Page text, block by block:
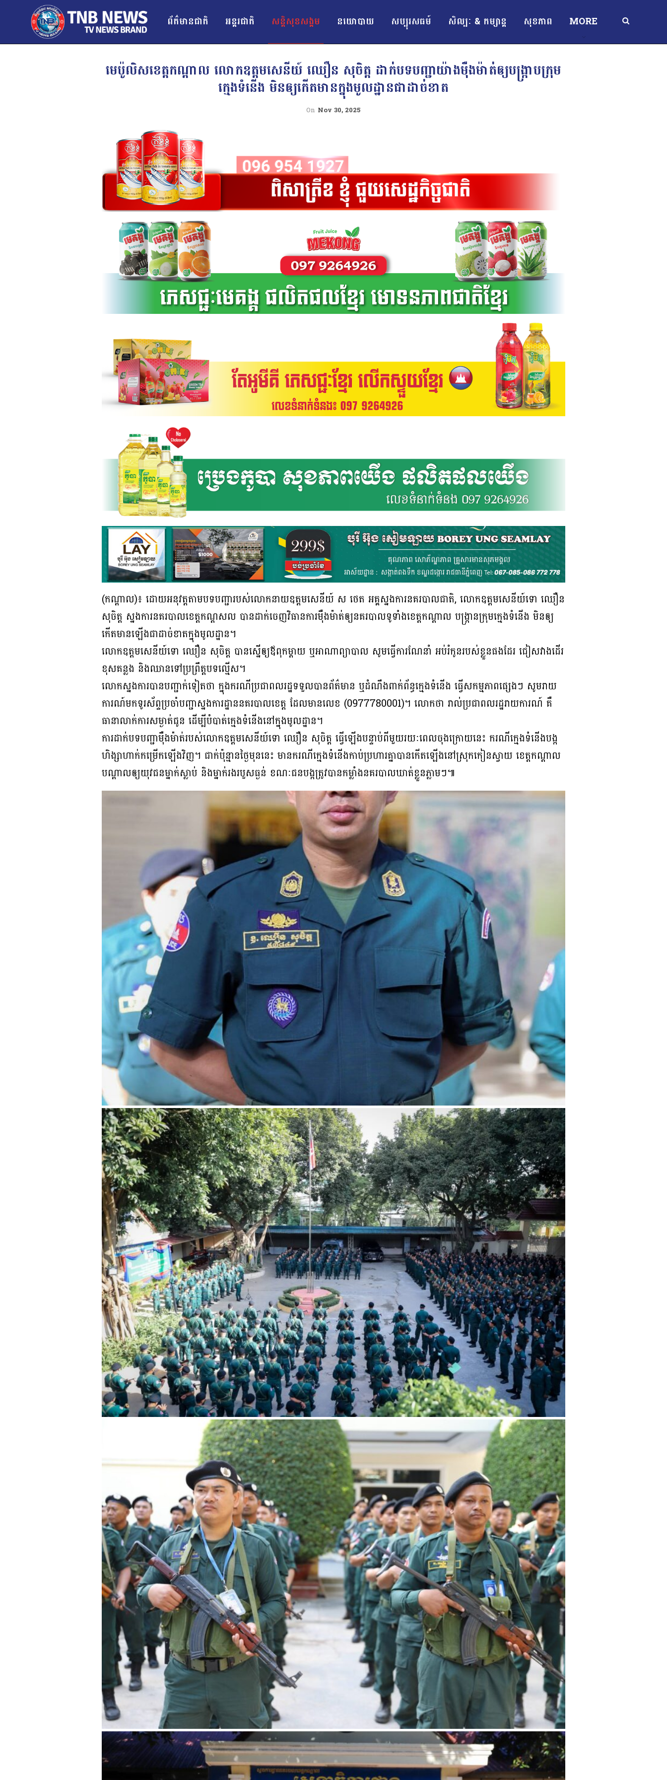
ព័ត៌មានជាតិ អន្ដរជាតិ សន្តិសុខសង្គម នយោបាយ សប្បុរសធម៍ សិល្បៈ & កម្សាន្ត សុខភាព MORE
មេប៉ូលិសខេត្តកណ្ដាល លោកឧត្ដមសេនីយ៍ ឈឿន សុចិត្ត ដាក់បទបញ្ជាយ៉ាងម៉ឺងម៉ាត់ឲ្យបង្រ្កាបក្រុម
ក្មេងទំនើង មិនឲ្យកើតមានក្នុងមូលដ្ឋានជាដាច់ខាត
On Nov 30, 2025
(កណ្ដាល)៖ ដោយអនុវត្តតាមបទបញ្ជារបស់លោកនាយឧត្តមសេនីយ៍ ស ថេត អគ្គស្នងការនគរបាលជាតិ, លោកឧត្តមសេនីយ៍ទោ ឈឿន
សុចិត្ត ស្នងការនគរបាលខេត្តកណ្ដសល បានដាក់ចេញវិធានការម៉ឺងម៉ាត់ឲ្យនគរបាលទូទាំងខេត្តកណ្ដាល បង្ក្រានក្រុមក្មេងទំនើង មិនឲ្យ
កើតមានឡើងជាដាច់ខាតក្នុងមូលដ្ឋាន។
លោកឧត្តមសេនីយ៍ទោ ឈឿន សុចិត្ត បានស្នើឲ្យឪពុកម្តាយ ឬអាណាព្យាបាល សូមធ្វើការណែនាំ អប់រំកូនរបស់ខ្លួនផងដែរ ជៀសវាងដើរ
ខុសគន្លង និងឈានទៅប្រព្រឹត្តបទល្មើស។
លោកស្នងការបានបញ្ជាក់ទៀតថា ក្នុងករណីប្រជាពលរដ្ឋទទួលបានព័ត៌មាន ឬដំណឹងពាក់ព័ន្ធក្មេងទំនើង ធ្វើសកម្មភាពផ្សេងៗ សូមរាយ
ការណ៍មកទូរស័ព្ទប្រចាំបញ្ជាស្នងការដ្ឋាននគរបាលខេត្ដ ដែលមានលេខ (0977780001)។ លោកថា រាល់ប្រជាពលរដ្ឋរាយការណ៍ គឺ
ធានាលាក់ការសម្ងាត់ជូន ដើម្បីបំបាត់ក្មេងទំនើងនៅក្នុងមូលដ្ឋាន។
ការដាក់បទបញ្ជាម៉ឺងម៉ាត់របស់លោកឧត្តមសេនីយ៍ទោ ឈឿន សុចិត្ត ធ្វើឡើងបន្ទាប់ពីមួយរយៈពេលចុងក្រោយនេះ ករណីក្មេងទំនើងបង្ក
ហិង្សាហាក់កម្រើកឡើងវិញ។ ជាក់ប៉ុន្មានថ្ងៃមុននេះ មានករណីក្មេងទំនើងកាប់ប្រហារគ្នាបានកើតឡើងនៅស្រុកកៀនស្វាយ ខេត្តកណ្ដាល
បណ្ដាលឲ្យយុវជនម្នាក់ស្លាប់ និងម្នាក់រងរបួសធ្ងន់ ខណៈជនបង្កត្រូវបានកម្លាំងនគរបាលឃាត់ខ្លួនភ្លាមៗ៕